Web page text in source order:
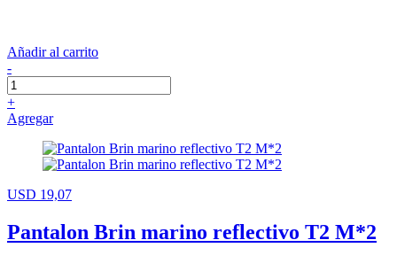
Añadir al carrito
-
+
Agregar
USD 19,07
Pantalon Brin marino reflectivo T2 M*2